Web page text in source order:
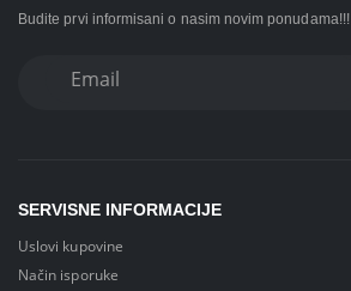
Budite prvi informisani o nasim novim ponudama!!!
SERVISNE INFORMACIJE
Uslovi kupovine
Način isporuke